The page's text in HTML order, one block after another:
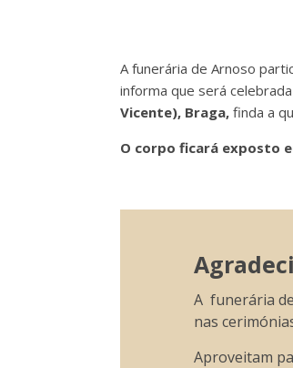
A funerária de Arnoso
informa que será
Vicente), Braga, finda a
O corpo ficará exposto
A funerária
nas
Aproveitam